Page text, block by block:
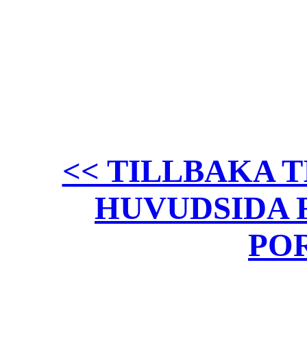
<< TILLBAKA
HUVUDSIDA